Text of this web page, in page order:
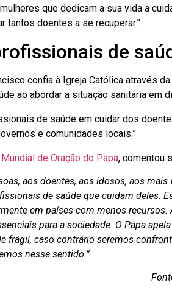
que dedicam a sua vida a
tantos doentes a se recuperar.”
de
confia à Igreja Católica através
ao abordar a situação sanitária em
de saúde em cuidar dos
e comunidades locais.”
de Oração do Papa, comentou
aos doentes, aos idosos, aos
de saúde que cuidam deles.
em países com menos
para a sociedade. O Papa
caso contrário seremos
nesse sentido.”